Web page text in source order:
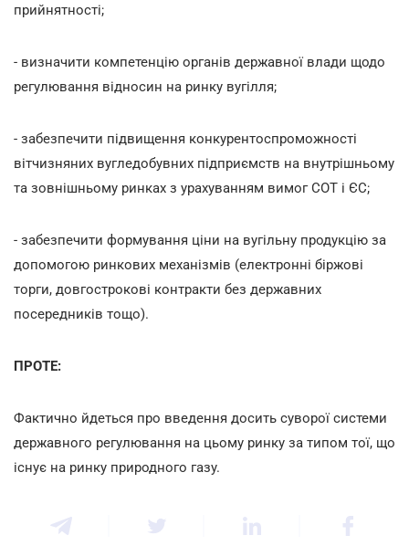
прийнятності;
- визначити компетенцію органів державної влади щодо
регулювання відносин на ринку вугілля;
- забезпечити підвищення конкурентоспроможності
вітчизняних вугледобувних підприємств на внутрішньому
та зовнішньому ринках з урахуванням вимог СОТ і ЄС;
- забезпечити формування ціни на вугільну продукцію за
допомогою ринкових механізмів (електронні біржові
торги, довгострокові контракти без державних
посередників тощо).
ПРОТЕ:
Фактично йдеться про введення досить суворої системи
державного регулювання на цьому ринку за типом тої, що
існує на ринку природного газу.